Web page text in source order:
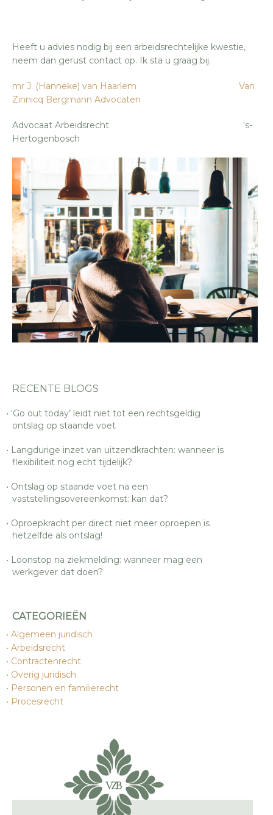
Heeft u advies nodig bij een arbeidsrechtelijke kwestie,
neem dan gerust contact op. Ik sta u graag bij.
mr J. (Hanneke) van Haarlem
Van
Zinnicq Bergmann Advocaten
Advocaat Arbeidsrecht ‘s-
Hertogenbosch
RECENTE BLOGS
‘Go out today’ leidt niet tot een rechtsgeldig
ontslag op staande voet
Langdurige inzet van uitzendkrachten: wanneer is
flexibiliteit nog echt tijdelijk?
Ontslag op staande voet na een
vaststellingsovereenkomst: kan dat?
Oproepkracht per direct niet meer oproepen is
hetzelfde als ontslag!
Loonstop na ziekmelding: wanneer mag een
werkgever dat doen?
CATEGORIEËN
Algemeen juridisch
Arbeidsrecht
Contractenrecht
Overig juridisch
Personen en familierecht
Procesrecht